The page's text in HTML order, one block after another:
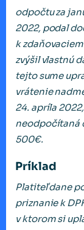
odpočtu za
2022, podal
k
zvýšil vlastnú
tejto sume
vrátenie
24. apríla
neodpočítaná
500€.
Príklad
Platiteľ dane
priznanie k
v ktorom si